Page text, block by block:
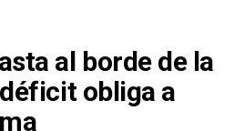
al borde de la
obliga a